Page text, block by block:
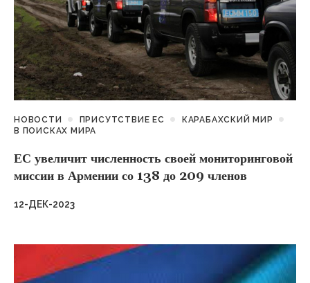
НОВОСТИ ПРИСУТСТВИЕ ЕС
КАРАБАХСКИЙ МИР
В ПОИСКАХ МИРА
ЕС увеличит численность своей мониторинговой
миссии в Армении со 138 до 209 членов
12-ДЕК-2023